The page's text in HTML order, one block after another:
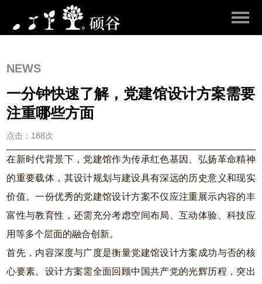
NEWS
一分钟快速了解，党建馆设计方案需要
注重哪些方面
点击：188次
在新时代背景下，党建馆作为传承红色基因、弘扬革命精神
的重要载体，其设计规划与建设具有深远的历史意义和现实
价值。一份优秀的党建馆设计方案不仅应注重展示内容的丰
富性与教育性，还需充分考虑空间布局、互动体验、科技应
用等多个层面的融合创新。
首先，内容深度与广度是衡量党建馆设计方案成功与否的核
心要素。设计方案需全面回顾中国共产党的光辉历程，突出